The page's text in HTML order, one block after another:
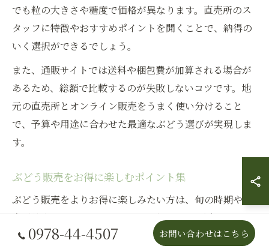
でも粒の大きさや糖度で価格が異なります。直売所のス
タッフに特徴やおすすめポイントを聞くことで、納得の
いく選択ができるでしょう。
また、通販サイトでは送料や梱包費が加算される場合が
あるため、総額で比較するのが失敗しないコツです。地
元の直売所とオンライン販売をうまく使い分けること
で、予算や用途に合わせた最適なぶどう選びが実現しま
す。
ぶどう販売をお得に楽しむポイント集
ぶどう販売をよりお得に楽しみたい方は、旬の時期や直
売所独自のイベント、まとめ買い割引などを活用するの
がおすすめです。岡山の直売所では、収穫期に合わせて
0978-44-4507 お問い合わせはこちら